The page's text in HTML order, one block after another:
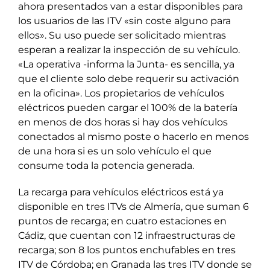
ahora presentados van a estar disponibles para
los usuarios de las ITV «sin coste alguno para
ellos». Su uso puede ser solicitado mientras
esperan a realizar la inspección de su vehículo.
«La operativa -informa la Junta- es sencilla, ya
que el cliente solo debe requerir su activación
en la oficina». Los propietarios de vehículos
eléctricos pueden cargar el 100% de la batería
en menos de dos horas si hay dos vehículos
conectados al mismo poste o hacerlo en menos
de una hora si es un solo vehículo el que
consume toda la potencia generada.
La recarga para vehículos eléctricos está ya
disponible en tres ITVs de Almería, que suman 6
puntos de recarga; en cuatro estaciones en
Cádiz, que cuentan con 12 infraestructuras de
recarga; son 8 los puntos enchufables en tres
ITV de Córdoba; en Granada las tres ITV donde se